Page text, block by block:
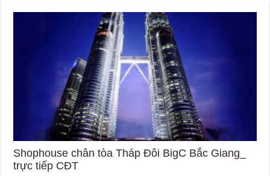
Shophouse chân tòa Tháp Đôi BigC Bắc Giang_
trực tiếp CĐT